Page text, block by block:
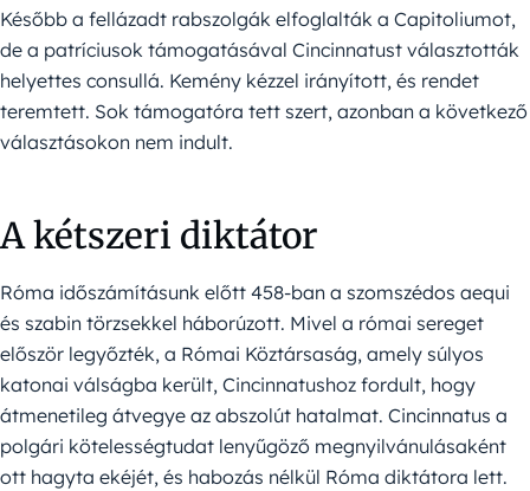
Később a fellázadt rabszolgák elfoglalták a Capitoliumot,
de a patríciusok támogatásával Cincinnatust választották
helyettes consullá. Kemény kézzel irányított, és rendet
teremtett. Sok támogatóra tett szert, azonban a következő
választásokon nem indult.
A kétszeri diktátor
Róma időszámításunk előtt 458-ban a szomszédos aequi
és szabin törzsekkel háborúzott. Mivel a római sereget
először legyőzték, a Római Köztársaság, amely súlyos
katonai válságba került, Cincinnatushoz fordult, hogy
átmenetileg átvegye az abszolút hatalmat. Cincinnatus a
polgári kötelességtudat lenyűgöző megnyilvánulásaként
ott hagyta ekéjét, és habozás nélkül Róma diktátora lett.